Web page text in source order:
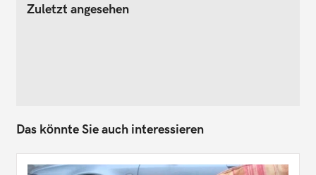
Zuletzt angesehen
Das könnte Sie auch interessieren